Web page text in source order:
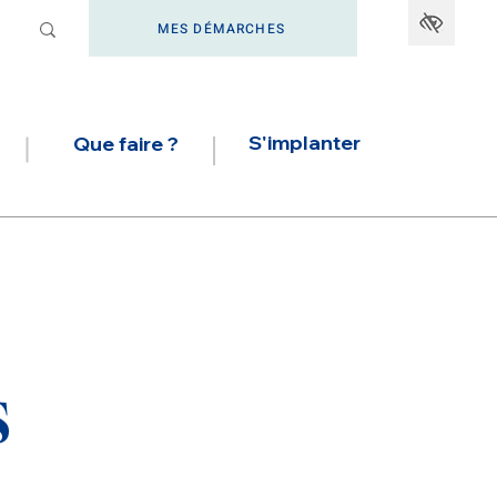
MES DÉMARCHES
Que faire ? S'implanter